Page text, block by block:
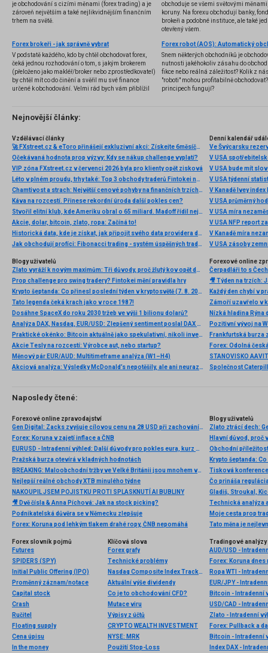
je obchodování s cizími měnami (forex trading) a je
zároveň největším a také nejlikvidnějším finančním
trhem na světě.
obchoduje se všemi světovými
koruny. Na forexu obchodují banky,
brokeři a podobné instituce, ale také
otevřený všem.
Forex brokeři - jak správně vybrat
V podstatě každého, kdo by chtěl obchodovat forex,
čeká jednou rozhodování o tom, s jakým brokerem
(přeloženo jako makléř/broker nebo zprostředkovatel)
by chtěl mít co do činění a svěřil mu své finance
určené k obchodování. Velmi rád bych vám přiblížil
několik příkladů nejznámějších z nich.
Snem některých obchodníků je
nutnosti jakéhokoliv zásahu do
fikce nebo reálná záležitost? Kolik z
"roboti" mohou profitabilně
principech fungují?
Nejnovější články:
Vzdělávací články
🚀 FXstreet.cz & eToro přinášejí exkluzivní akci: Získejte 6měsíční členství ve VIP zóně ZDARMA
Očekávaná hodnota prop výzvy: Kdy se nákup challenge vyplatí?
VIP zóna FXstreet.cz v červenci 2026 byla pro klienty opět zisková
Léto v plném proudu, trhy také: Top 3 obchody traderů Fintokei na indexech a zlatě
Chamtivost a strach: Největší cenové pohyby na finančních trzích (červenec 2026)
Káva na rozcestí. Přinese rekordní úroda další pokles cen?
Stvořil elitní klub, kde Ameriku obral o 65 miliard. Madoff řídil největší Ponzi dějin
Akcie, dolar, bitcoin, zlato, ropa: Začíná to!
Historická data, kde je získat, jak připojit svého data providera do MultiCharts a proč je budeme potřebovat? (4. díl)
Jak obchodují profíci: Fibonacci trading - systém úspěšných traderů
Denní kalendář
Ve Švýcarsku
V USA
V USA bude mít
V USA týdenní
V Kanadě Ivey index
V USA průměrný
V USA míra
V USA NFP report
V Kanadě míra
V USA zásoby
Blogy uživatelů
Zlato vyráží k novým maximům: Tři důvody, proč žlutý kov opět dominuje
Prop challenge pro swing tradery? Fintokei mění pravidla hry
Krypto šeptanda: Co přinesl poslední týden v kryptosvětě (7. 8. 2026)
Tato legenda čeká krach jako v roce 1987!
Dosáhne SpaceX do roku 2030 tržeb ve výši 1 bilionu dolarů?
Analýza DAX, Nasdaq, EUR/USD: Zlepšený sentiment poslal DAX na nová maxima
Praktické okénko: Bitcoin aktuálně jako spekulativní, nikoli investiční aktivum
Akcie Tesly na rozcestí: Výrobce aut, nebo startup?
Měnový pár EUR/AUD: Multitimeframe analýza (W1–H4)
Akciová analýza: Výsledky McDonald’s nepotěšily, ale ani neurazily. Jakou vizi společnost prezentovala?
Forexové online
Nízká hladina
Pozitivní vývoj na
Frankfurtská burza
Naposledy čtené:
Forexové online zpravodajství
Gen Digital: Zacks zvyšuje cílovou cenu na 28 USD při zachování doporučení „neutral“
Forex: Koruna v zajetí inflace a ČNB
EURUSD - Intradenní výhled: Další důvody pro pokles eura, kurz míří k 1,26
Pražská burza otevírá v kladných hodnotách
BREAKING: Maloobchodní tržby ve Velké Británii jsou mnohem vyšší, než se očekávalo; EURGBP klesá 📌
Nejlepší reálné obchody XTB minulého týdne
NAKOUPIL JSEM POJISTKU PROTI SPLASKNUTÍ AI BUBLINY
🎥 Dvě čísla & Anna Píchová: Jak na stock picking?
Podnikatelská důvěra se v Německu zlepšuje
Forex: Koruna pod lehkým tlakem drahé ropy, ČNB nepomáhá
Blogy uživatelů
Zlato ztrácí dech:
Hlavní důvod, proč
Čo prináša
Technická analýza
Tato měna je
Forex slovník pojmů
Futures
SPIDERS (SPY)
Initial Public Offering (IPO)
Proměnný záznam/notace
Capital stock
Crash
Ručitel
Floating supply
Cena úpisu
In the money
Klíčová slova
Forex grafy
Technické problémy
Nasdaq Composite Index Tracking
Aktuální výše dividendy
Co je to obchodování CFD?
Mutace viru
Výpisy z účtů
CRYPTO WEALTH INVESTMENT
NYSE: MRK
Použití Stop-Loss
Tradingové analýzy
AUD/USD -
Forex: Koruna
Ropa WTI -
EUR/JPY -
Bitcoin - Intradenní
USD/CAD -
Zlato - Intradenní
Forex: Pullback a
Bitcoin - Intradenní
Index DAX -